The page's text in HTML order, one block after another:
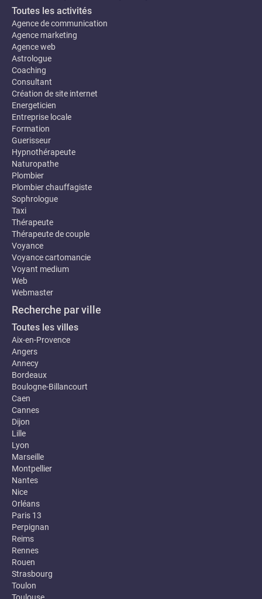
Toutes les activités
Agence de communication
Agence marketing
Agence web
Astrologue
Coaching
Consultant
Création de site internet
Energeticien
Entreprise locale
Formation
Guerisseur
Hypnothérapeute
Naturopathe
Plombier
Plombier chauffagiste
Sophrologue
Taxi
Thérapeute
Thérapeute de couple
Voyance
Voyance cartomancie
Voyant medium
Web
Webmaster
Recherche par ville
Toutes les villes
Aix-en-Provence
Angers
Annecy
Bordeaux
Boulogne-Billancourt
Caen
Cannes
Dijon
Lille
Lyon
Marseille
Montpellier
Nantes
Nice
Orléans
Paris 13
Perpignan
Reims
Rennes
Rouen
Strasbourg
Toulon